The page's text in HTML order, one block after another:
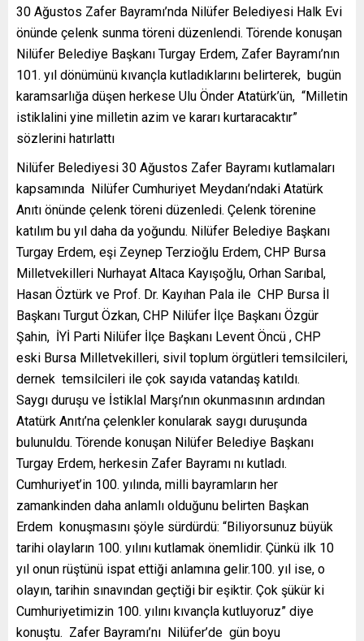
30 Ağustos Zafer Bayramı’nda Nilüfer Belediyesi Halk Evi
önünde çelenk sunma töreni düzenlendi. Törende konuşan
Nilüfer Belediye Başkanı Turgay Erdem, Zafer Bayramı’nın
101. yıl dönümünü kıvançla kutladıklarını belirterek, bugün
karamsarlığa düşen herkese Ulu Önder Atatürk’ün, “Milletin
istiklalini yine milletin azim ve kararı kurtaracaktır”
sözlerini hatırlattı
Nilüfer Belediyesi 30 Ağustos Zafer Bayramı kutlamaları
kapsamında Nilüfer Cumhuriyet Meydanı’ndaki Atatürk
Anıtı önünde çelenk töreni düzenledi. Çelenk törenine
katılım bu yıl daha da yoğundu. Nilüfer Belediye Başkanı
Turgay Erdem, eşi Zeynep Terzioğlu Erdem, CHP Bursa
Milletvekilleri Nurhayat Altaca Kayışoğlu, Orhan Sarıbal,
Hasan Öztürk ve Prof. Dr. Kayıhan Pala ile CHP Bursa İl
Başkanı Turgut Özkan, CHP Nilüfer İlçe Başkanı Özgür
Şahin, İYİ Parti Nilüfer İlçe Başkanı Levent Öncü , CHP
eski Bursa Milletvekilleri, sivil toplum örgütleri temsilcileri,
dernek temsilcileri ile çok sayıda vatandaş katıldı.
Saygı duruşu ve İstiklal Marşı’nın okunmasının ardından
Atatürk Anıtı’na çelenkler konularak saygı duruşunda
bulunuldu. Törende konuşan Nilüfer Belediye Başkanı
Turgay Erdem, herkesin Zafer Bayramı nı kutladı.
Cumhuriyet’in 100. yılında, milli bayramların her
zamankinden daha anlamlı olduğunu belirten Başkan
Erdem konuşmasını şöyle sürdürdü: “Biliyorsunuz büyük
tarihi olayların 100. yılını kutlamak önemlidir. Çünkü ilk 10
yıl onun rüştünü ispat ettiği anlamına gelir.100. yıl ise, o
olayın, tarihin sınavından geçtiği bir eşiktir. Çok şükür ki
Cumhuriyetimizin 100. yılını kıvançla kutluyoruz” diye
konuştu. Zafer Bayramı’nı Nilüfer’de gün boyu